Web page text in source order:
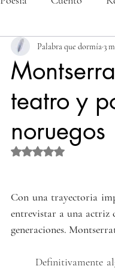
teatro y
noruegos
Palabra que dormía3
Obtuvo NaN de 5
Con una trayectoria
entrevistar a una actriz
generaciones.
Definitivamente